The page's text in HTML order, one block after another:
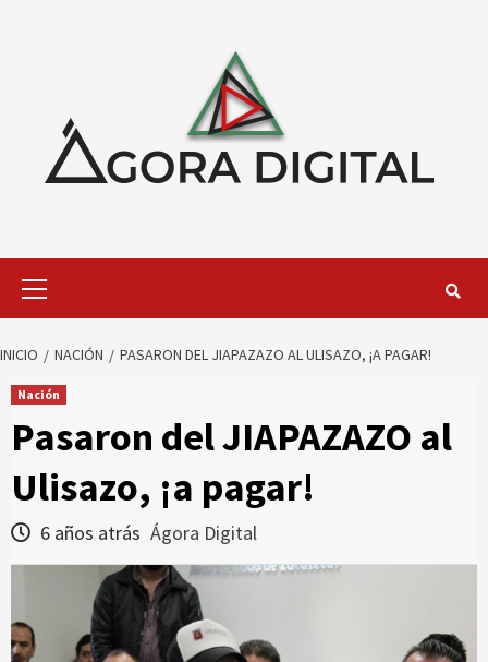
INICIO NACIÓN PASARON DEL JIAPAZAZO AL ULISAZO, ¡A PAGAR!
Nación
Pasaron del JIAPAZAZO al
Ulisazo, ¡a pagar!
6 años atrás Ágora Digital